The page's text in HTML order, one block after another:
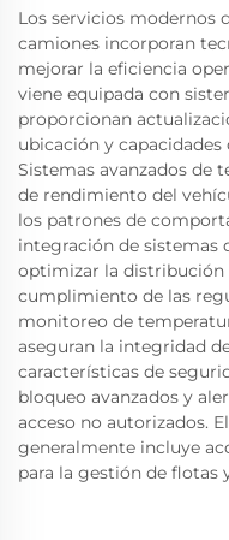
Los servicios modernos
camiones incorporan
mejorar la eficiencia
viene equipada con
proporcionan
ubicación y
Sistemas avanzados de
de rendimiento del
los patrones de
integración de sistemas
optimizar la distribución
cumplimiento de las
monitoreo de
aseguran la integridad
características de
bloqueo avanzados y
acceso no autorizados.
generalmente incluye
para la gestión de flotas